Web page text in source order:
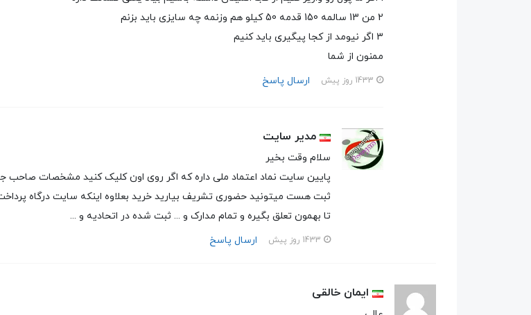
2 من 13 سالمه 150 قدمه 50 کیلو هم وزنمه چه سایزی باید بزنم
3 اگر نیومد از کجا پیگیری باید کنیم
ممنون از شما
ارسال پاسخ
مدیر سایت
سلام وقت بخیر
پایین سایت نماد اعتماد ملی داره که اگر روی اون کلیک کنید مشخصات
ثبت هست میتونید حضوری تشریف بیارید خرید بعلاوه اینکه سایت درگاه پرداخت
تا بهمون تعلق بگیره و تمام مدارک و ... ثبت شده در اتحادیه و ...
ارسال پاسخ
ایمان خالقی